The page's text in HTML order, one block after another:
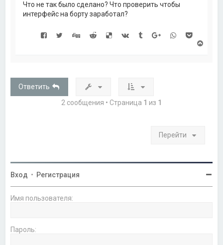
Что не так было сделано? Что проверить чтобы
интерфейс на борту заработал?
у
Ответить
2 сообщения • Страница 1 из 1
Перейти
Вход • Регистрация
Имя пользователя:
Пароль: